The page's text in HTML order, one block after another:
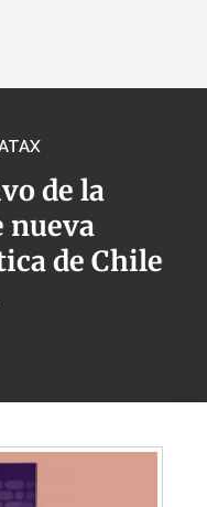
de la
nueva
de Chile